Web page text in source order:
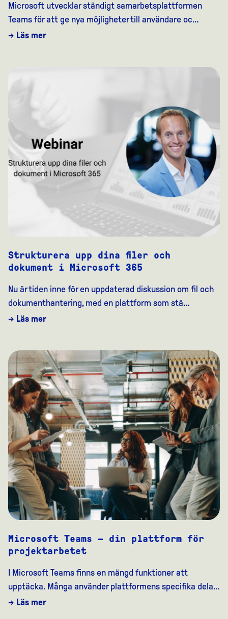
Microsoft utvecklar ständigt samarbetsplattformen
Teams för att ge nya möjligheter till användare oc…
→ Läs mer
Strukturera upp dina filer och
dokument i Microsoft 365
Nu är tiden inne för en uppdaterad diskussion om fil och
dokumenthantering, med en plattform som stä…
→ Läs mer
Microsoft Teams – din plattform för
projektarbetet
I Microsoft Teams finns en mängd funktioner att
upptäcka. Många använder plattformens specifika dela…
→ Läs mer